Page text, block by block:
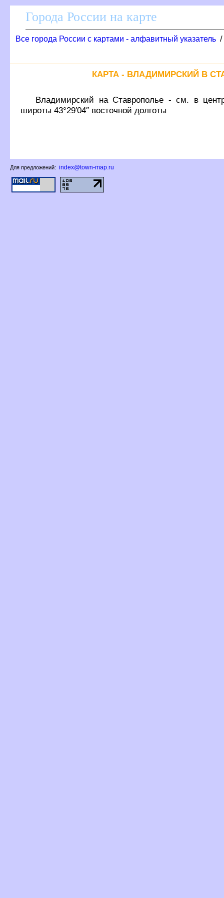
Города России на карте
се города России с картами - алфавитный указатель
КАРТА - ВЛАДИМИРСКИЙ В
ладимирский на Ставрополье - см. в
широты 43°29′04″ восточной долготы
Для предложений: index@town-map.ru